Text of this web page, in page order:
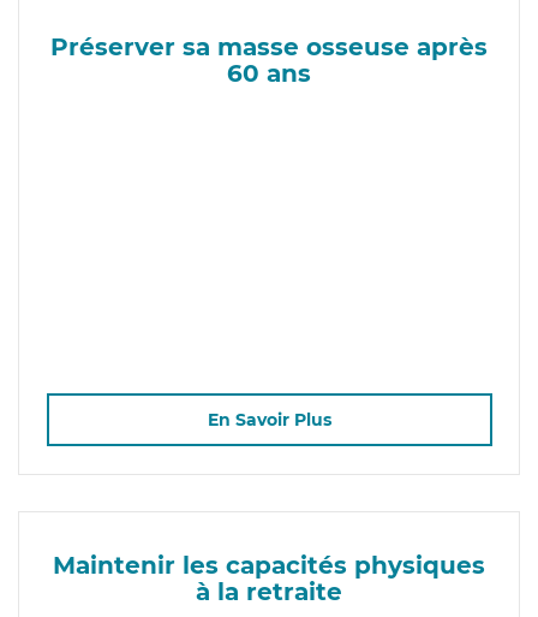
Préserver sa masse osseuse après
60 ans
En Savoir Plus
Maintenir les capacités physiques
à la retraite